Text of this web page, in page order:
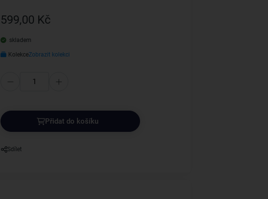
599,00 Kč
skladem
KolekceZobrazit kolekci
Přidat do košíku
Sdílet